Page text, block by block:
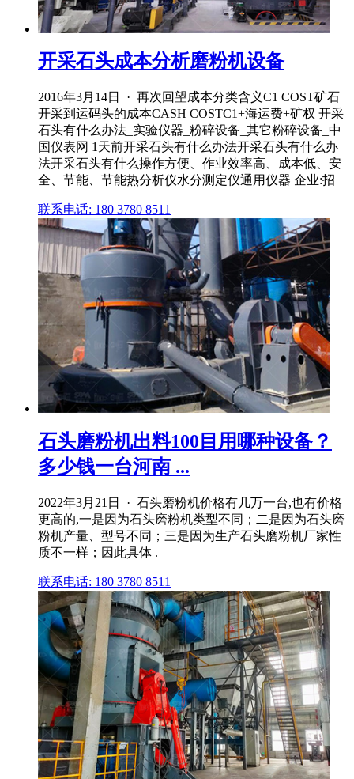
开采石头成本分析磨粉机设备
2016年3月14日 · 再次回望成本分类含义C1 COST矿石
开采到运码头的成本CASH COSTC1+海运费+矿权 开采
石头有什么办法_实验仪器_粉碎设备_其它粉碎设备_中
国仪表网 1天前开采石头有什么办法开采石头有什么办
法开采石头有什么操作方便、作业效率高、成本低、安
全、节能、节能热分析仪水分测定仪通用仪器 企业:招
联系电话: 180 3780 8511
石头磨粉机出料100目用哪种设备？
多少钱一台河南 ...
2022年3月21日 · 石头磨粉机价格有几万一台,也有价格
更高的,一是因为石头磨粉机类型不同；二是因为石头磨
粉机产量、型号不同；三是因为生产石头磨粉机厂家性
质不一样；因此具体 .
联系电话: 180 3780 8511